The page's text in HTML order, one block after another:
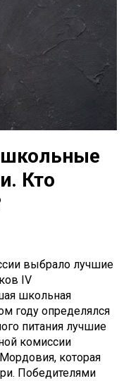
Кто
выбрало лучшие
IV
школьная
году определялся
питания лучшие
комиссии
которая
Победителями